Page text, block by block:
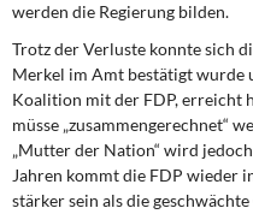
werden die Regierung bilden.
Trotz der Verluste konnte sich
Merkel im Amt bestätigt wurde
Koalition mit der FDP, erreicht
müsse „zusammengerechnet“
„Mutter der Nation“ wird
Jahren kommt die FDP wieder
stärker sein als die